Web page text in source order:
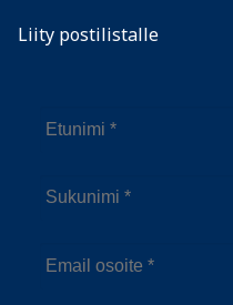
Liity postilistalle